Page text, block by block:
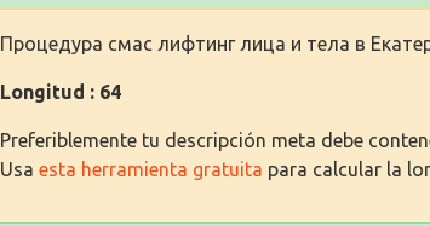
Процедура смас лифтинг лица и тела в
Longitud : 64
Preferiblemente tu descripción meta debe
Usa esta herramienta gratuita para calcular la